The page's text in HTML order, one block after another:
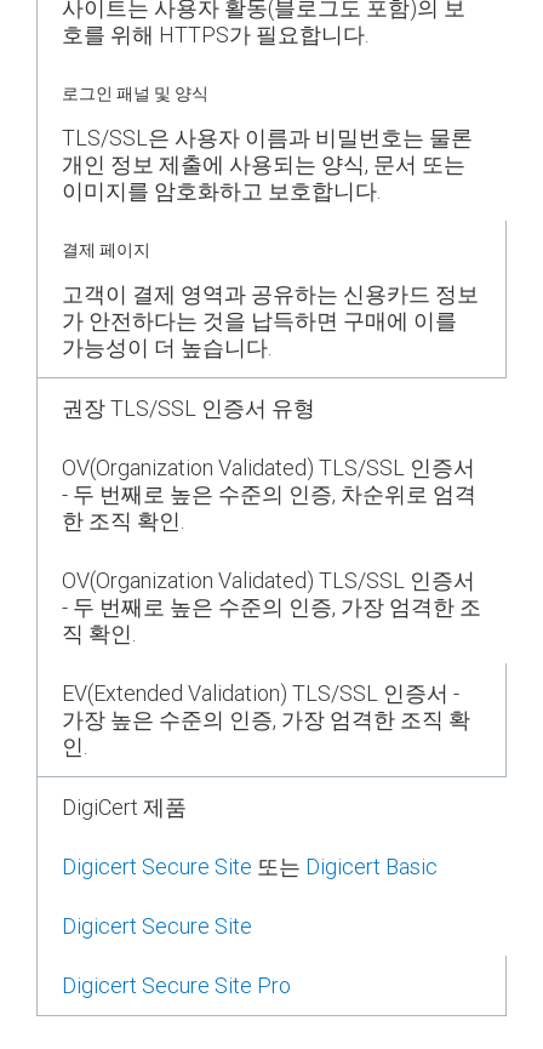
사이트는 사용자 활동(블로그도 포함)의 보
호를 위해 HTTPS가 필요합니다.
로그인 패널 및 양식
TLS/SSL은 사용자 이름과 비밀번호는 물론
개인 정보 제출에 사용되는 양식, 문서 또는
이미지를 암호화하고 보호합니다.
결제 페이지
고객이 결제 영역과 공유하는 신용카드 정보
가 안전하다는 것을 납득하면 구매에 이를
가능성이 더 높습니다.
권장 TLS/SSL 인증서 유형
OV(Organization Validated) TLS/SSL 인증서
- 두 번째로 높은 수준의 인증, 차순위로 엄격
한 조직 확인.
OV(Organization Validated) TLS/SSL 인증서
- 두 번째로 높은 수준의 인증, 가장 엄격한 조
직 확인.
EV(Extended Validation) TLS/SSL 인증서 -
가장 높은 수준의 인증, 가장 엄격한 조직 확
인.
DigiCert 제품
Digicert Secure Site 또는 Digicert Basic
Digicert Secure Site
Digicert Secure Site Pro